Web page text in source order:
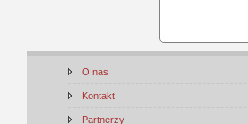
O nas
Kontakt
Partnerzy